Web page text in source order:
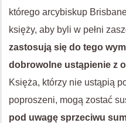
którego arcybiskup
księży, aby byli w pełni
zastosują się do tego
dobrowolne ustąpienie z
Księża, którzy nie ustąpią
poproszeni, mogą zostać
pod uwagę sprzeciwu